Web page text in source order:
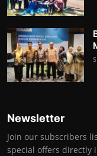
Newsletter
Join our subscribers
special offers directly